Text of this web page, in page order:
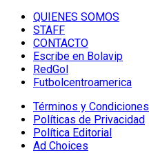
QUIENES SOMOS
STAFF
CONTACTO
Escribe en Bolavip
RedGol
Futbolcentroamerica
Términos y Condiciones
Políticas de Privacidad
Política Editorial
Ad Choices